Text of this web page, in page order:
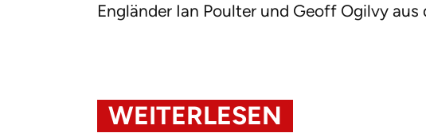
Engländer Ian Poulter und Geoff Ogilvy aus
WEITERLESEN